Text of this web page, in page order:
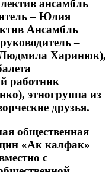
ансамбль
– Юлия
Ансамбль
–
Людмила Харинюк),
работник
этногруппа из
друзья.
общественная
«Ак калфак»
с